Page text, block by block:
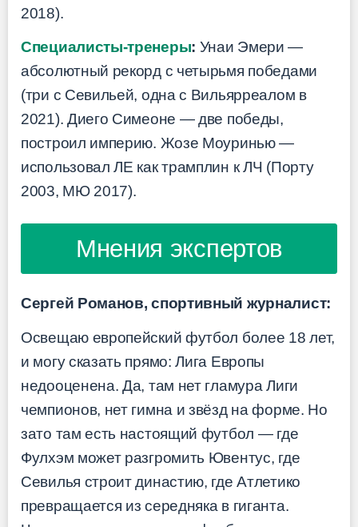
2018).
Специалисты-тренеры: Унаи Эмери —
абсолютный рекорд с четырьмя победами
(три с Севильей, одна с Вильярреалом в
2021). Диего Симеоне — две победы,
построил империю. Жозе Моуринью —
использовал ЛЕ как трамплин к ЛЧ (Порту
2003, МЮ 2017).
Мнения экспертов
Сергей Романов, спортивный журналист:
Освещаю европейский футбол более 18 лет,
и могу сказать прямо: Лига Европы
недооценена. Да, там нет гламура Лиги
чемпионов, нет гимна и звёзд на форме. Но
зато там есть настоящий футбол — где
Фулхэм может разгромить Ювентус, где
Севилья строит династию, где Атлетико
превращается из середняка в гиганта.